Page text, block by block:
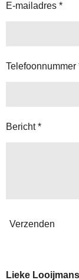
E-mailadres *
Telefoonnummer
Bericht *
Verzenden
Lieke